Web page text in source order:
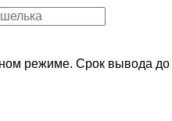
режиме. Срок вывода до